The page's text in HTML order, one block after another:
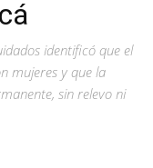
identificó que el
mujeres y que la
sin relevo ni